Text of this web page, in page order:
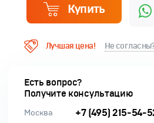
Купить
Лучшая цена! Не
Есть вопрос?
Получите консультацию
Москва +7 (495) 215-54-